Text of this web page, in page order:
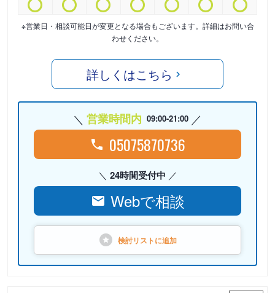
※営業日・相談可能日が変更となる場合もございます。詳細はお問い合
わせください。
詳しくはこちら
営業時間内 09:00-21:00
05075870736
24時間受付中
Webで相談
検討リストに追加